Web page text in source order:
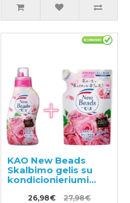
KAO New Beads
Skalbimo gelis su
kondicionieriumi
740g + užpildas 650g
26,98€ 27,98€